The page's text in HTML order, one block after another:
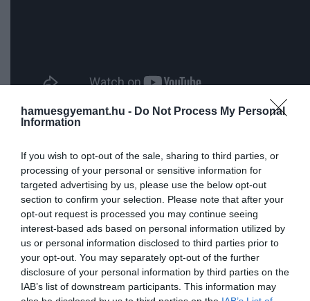
hamuesgyemant.hu - Do Not Process My Personal
Information
If you wish to opt-out of the sale, sharing to third parties, or
processing of your personal or sensitive information for
targeted advertising by us, please use the below opt-out
section to confirm your selection. Please note that after your
opt-out request is processed you may continue seeing
interest-based ads based on personal information utilized by
us or personal information disclosed to third parties prior to
your opt-out. You may separately opt-out of the further
disclosure of your personal information by third parties on the
IAB’s list of downstream participants. This information may
Az eredmények szerint azok a férfiak, akik napi
valószínűséggel voltak elhízottak, és kevésbé voltak
hajlamosak a hasi elhízásra. Mindezek a
következmények a nők esetében már napi két
is bizonyítást nyertek.
A Sciencealertcikkeszerint azok viszont, akik öt vagy
több adag bármilyen típusú kimchit ettek, már
a ló túloldalára: ők nagyobb valószínűséggel voltak
elhízottak.